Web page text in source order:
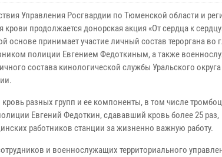
Управления Росгвардии по Тюменской области и
крови продолжается донорская акция «От сердца к
основе принимает участие личный состав тероргана во
полиции Евгением Федоткиным, а также
состава кинологической службы Уральского
разных групп и ее компоненты, в том числе
Евгений Федоткин, сдававший кровь более 25 раз,
работников станции за жизненно важную работу.
и военнослужащих территориального